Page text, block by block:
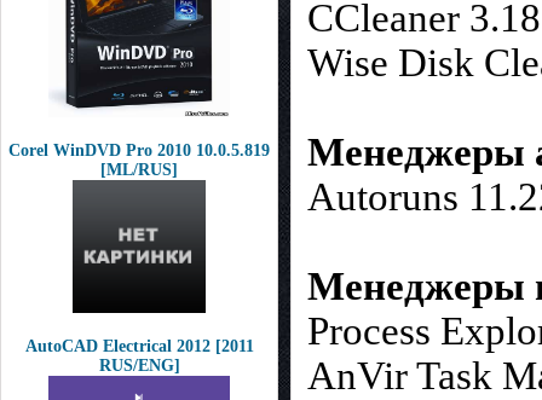
Corel WinDVD Pro 2010 10.0.5.819
[ML/RUS]
AutoCAD Electrical 2012 [2011
RUS/ENG]
CCleaner
Wise Disk
Менеджеры
Autoruns
Менеджеры
Process
AnVir Task